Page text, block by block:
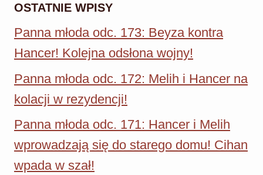
OSTATNIE WPISY
Panna młoda odc. 173: Beyza kontra
Hancer! Kolejna odsłona wojny!
Panna młoda odc. 172: Melih i Hancer na
kolacji w rezydencji!
Panna młoda odc. 171: Hancer i Melih
wprowadzają się do starego domu! Cihan
wpada w szał!